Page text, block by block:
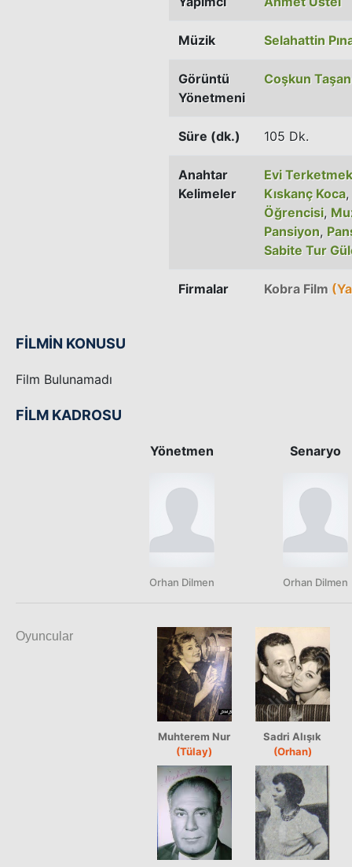
Müzik Selahattin
Görüntü
Yönetmeni
Coşkun Taşan
Süre (dk.) 105 Dk.
Anahtar
Kelimeler
Evi Terketmek
Kıskanç Koca,
Öğrencisi,
Pansiyon,
Sabite Tur
Firmalar Kobra Film
FİLMİN KONUSU
Film Bulunamadı
FİLM KADROSU
Yönetmen
Orhan Dilmen
Senaryo
Orhan Dilmen
Oyuncular
Muhterem Nur
(Tülay)
Sadri Alışık
(Orhan)